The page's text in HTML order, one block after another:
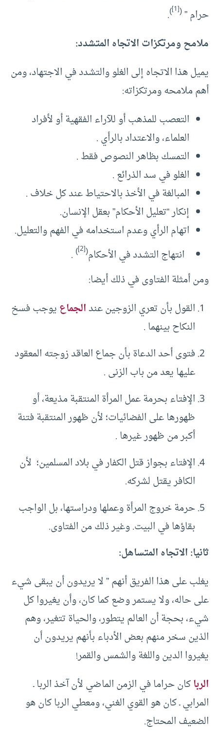
حرام ”(
[1]
)
.
ملامح ومرتكزات الاتجاه المتشدد:
يميل هذا الاتجاه إلى الغلو والتشدد في الاجتهاد، ومن
أهم ملامحه ومرتكزاته:
التعصب للمذهب أو للآراء الفقهية أو لأفراد
العلماء، والاعتداد بالرأي .
التمسك بظاهر النصوص فقط .
الغلو في سد الذرائع .
المبالغة في الأخذ بالاحتياط عند كل خلاف .
إنكار “تعليل الأحكام” بعقل الإنسان.
اتهام الرأي وعدم استخدامه في الفهم والتعليل.
انتهاج التشدد في الأحكام(
[2]
)
.
ومن أمثلة الفتاوى في ذلك أيضا:
القول بأن تعري الزوجين عندالجماعيوجب فسخ
النكاح بينهما .
فتوى أحد الدعاة بأن جماع العاقد زوجته المعقود
عليها يعد من باب الزنى .
الإفتاء بحرمة عمل المرأة المنتقبة مذيعة، أو
ظهورها على الفضائيات؛ لأن ظهور المنتقبة فتنة
أكبر من ظهور غيرها .
الإفتاء بجواز قتل الكفار في بلاد المسلمين؛ لأن
الكافر يقتل لشركه.
حرمة خروج المرأة وعملها ودراستها، بل الواجب
بقاؤها في البيت. وغير ذلك من الفتاوى.
ثانيا: الاتجاه المتساهل:
يغلب على هذا الفريق أنهم ” لا يريدون أن يبقى شيء
على حاله، ولا يستمر وضع كما كان، وأن يغيروا كل
شيء، بحجة أن العالم يتطور، والحياة تتغير، وهم
الذين سخر منهم بعض الأدباء بأنهم يريدون أن
يغيروا الدين واللغة والشمس والقمر!
الرباكان حراما في الزمن الماضي لأن آخذ الربا ـ
المرابي ـ كان هو القوي الغني، ومعطي الربا كان هو
الضعيف المحتاج.